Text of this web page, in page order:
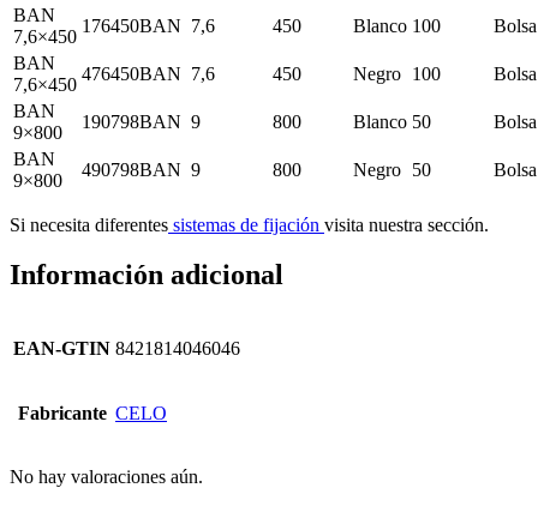
BAN
7,6×450
176450BAN 7,6 450 Blanco 100
Bolsa
BAN
7,6×450
476450BAN 7,6 450 Negro 100
Bolsa
BAN
9×800
190798BAN 9 800 Blanco 50
Bolsa
BAN
9×800
490798BAN 9 800 Negro 50 Bolsa
Si necesita diferentes sistemas de fijación visita nuestra sección.
Información adicional
EAN-GTIN 8421814046046
Fabricante CELO
No hay valoraciones aún.